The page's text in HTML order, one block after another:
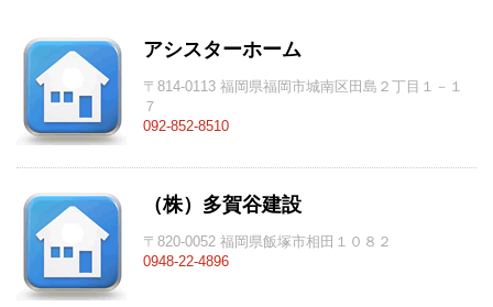
アシスターホーム
〒814-0113 福岡県福岡市城南区田島２丁目１－１
７
092-852-8510
（株）多賀谷建設
〒820-0052 福岡県飯塚市相田１０８２
0948-22-4896